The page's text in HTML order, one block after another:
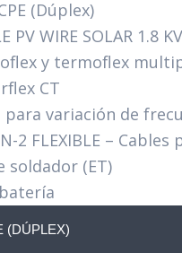
(Dúplex)
PV WIRE SOLAR 1.8
y termoflex
CT
para variación de
2 FLEXIBLE –
soldador (ET)
(DÚPLEX)